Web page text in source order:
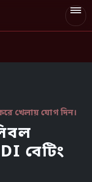
খেলায় যোগ দিন।
বেটিং